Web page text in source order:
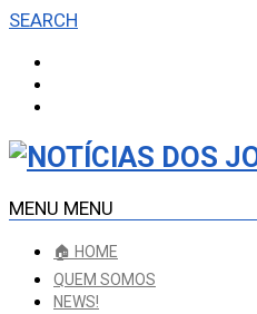
SEARCH
MENU MENU
🏠 HOME
QUEM SOMOS
NEWS!